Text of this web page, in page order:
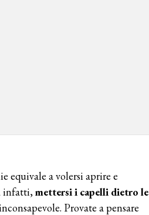
equivale a volersi aprire e
infatti, mettersi i capelli dietro le
Provate a pensare